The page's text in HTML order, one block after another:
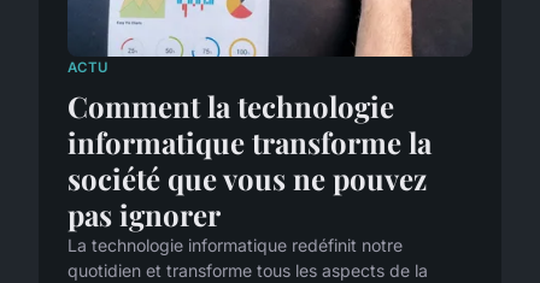
ACTU
Comment la technologie
informatique transforme la
société que vous ne pouvez
pas ignorer
La technologie informatique redéfinit notre
quotidien et transforme tous les aspects de la